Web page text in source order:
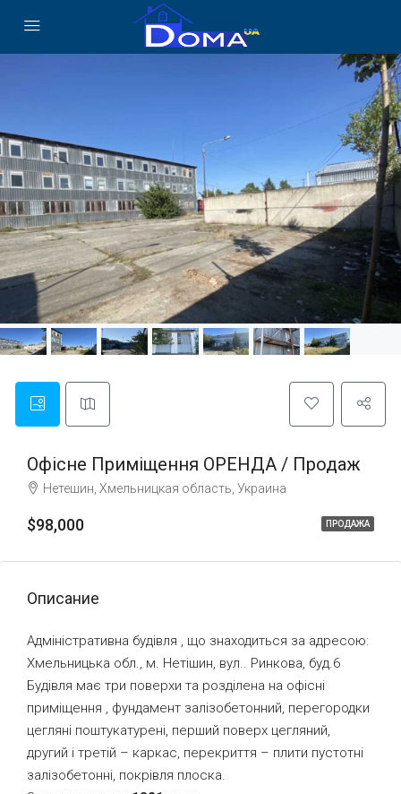
ПРОДАЖА
Офісне Приміщення ОРЕНДА / Продаж
Нетешин, Хмельницкая область, Украина
$98,000
Описание
Адміністративна будівля , що знаходиться за адресою:
Хмельницька обл., м. Нетішин, вул.. Ринкова, буд.6
Будівля має три поверхи та розділена на офісні
приміщення , фундамент залізобетонний, перегородки
цегляні поштукатурені, перший поверх цегляний,
другий і третій – каркас, перекриття – плити пустотні
залізобетонні, покрівля плоска.